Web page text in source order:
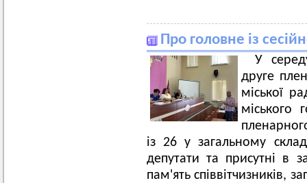
Про головне із
У
друге
міської
міського
із 26 у загальному
депутати та присутні в
пам'ять співвітчизників,